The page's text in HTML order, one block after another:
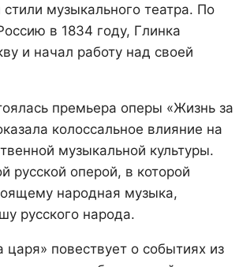
музыкального театра. По
в 1834 году, Глинка
и начал работу над своей
премьера оперы «Жизнь за
колоссальное влияние на
музыкальной культуры.
русской оперой, в которой
народная музыка,
русского народа.
повествует о событиях из